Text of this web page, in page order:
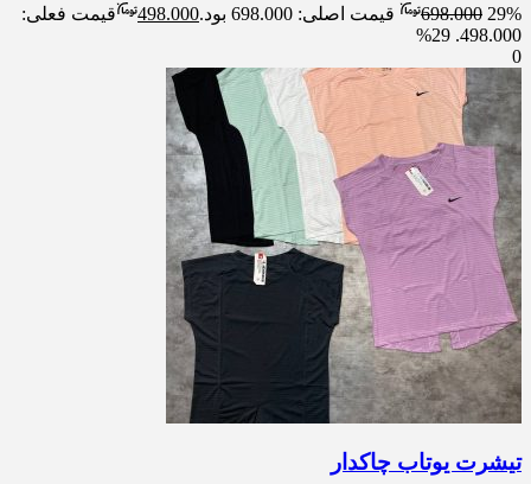
29%
698.000 قیمت اصلی: 698.000 بود. 498.000
قیمت فعلی:
498.000.
29%
0
تیشرت یوتاب چاکدار